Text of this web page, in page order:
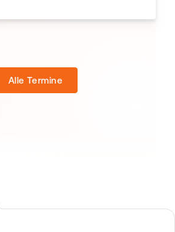
Alle Termine